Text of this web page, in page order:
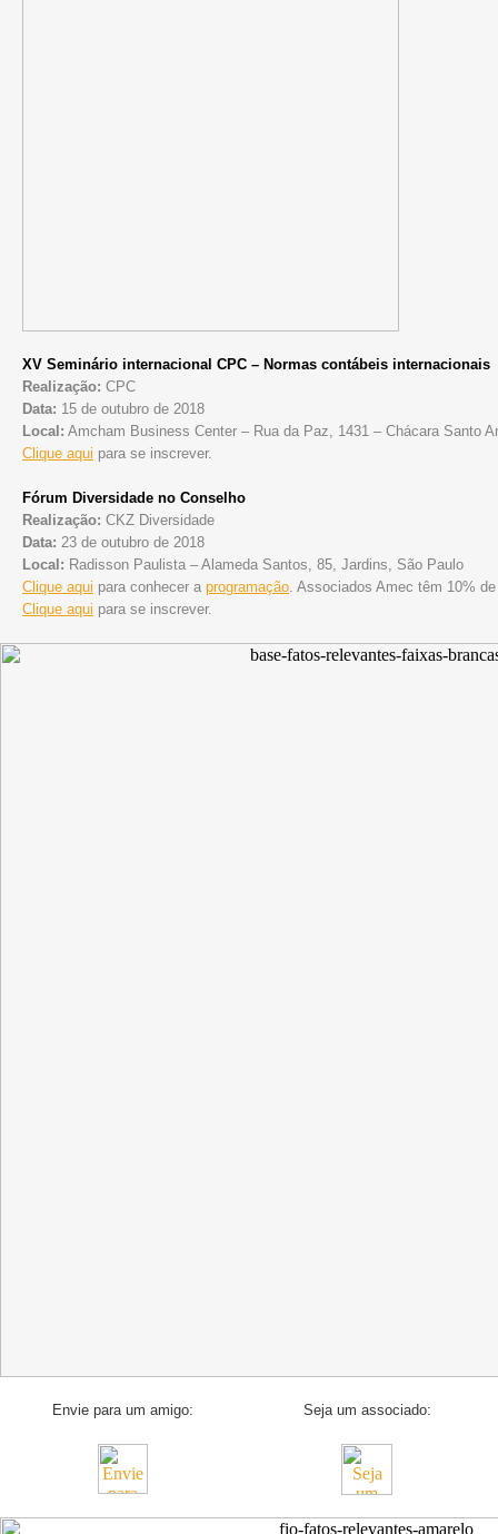
XV Seminário internacional CPC – Normas contábeis internacionais
Realização: CPC
Data: 15 de outubro de 2018
Local: Amcham Business Center – Rua da Paz, 1431 – Chácara Santo
Clique aqui para se inscrever.
Fórum Diversidade no Conselho
Realização: CKZ Diversidade
Data: 23 de outubro de 2018
Local: Radisson Paulista – Alameda Santos, 85, Jardins, São Paulo
Clique aqui para conhecer a programação. Associados Amec têm 10%
Clique aqui para se inscrever.
Envie para um amigo: Seja um associado: